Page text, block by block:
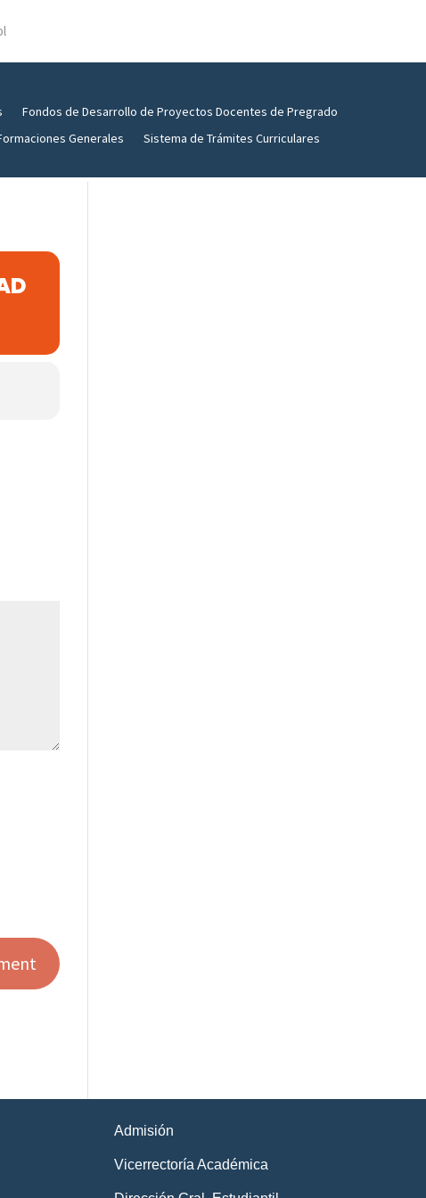
Fondos de Desarrollo de Proyectos Docentes de Pregrado
Generales Sistema de Trámites Curriculares
Admisión
Vicerrectoría Académica